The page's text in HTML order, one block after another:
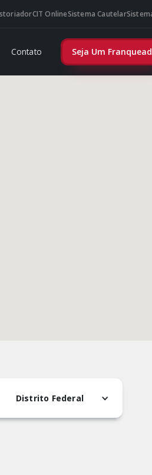
CIT OnlineSistema Cautelar
Contato Seja Um
Distrito Federal